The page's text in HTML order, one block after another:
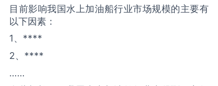
目前影响我国水上加油船行业市场规模的主要有
以下因素：
1、****
2、****
……